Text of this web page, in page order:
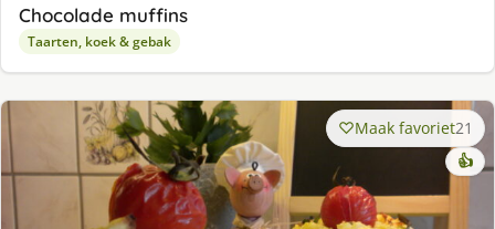
Chocolade muffins
Taarten, koek & gebak
Maak favoriet21
👍